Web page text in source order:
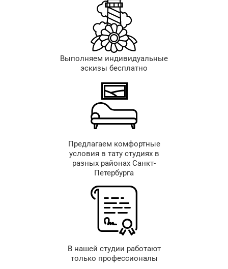
Выполняем индивидуальные
эскизы бесплатно
Предлагаем комфортные
условия в тату студиях в
разных районах Санкт-
Петербурга
В нашей студии работают
только профессионалы